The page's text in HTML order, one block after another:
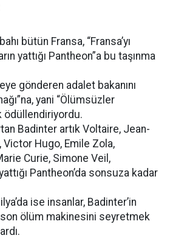
bütün Fransa, “Fransa’yı
yattığı Pantheon”a bu taşınma
gönderen adalet bakanını
yani “Ölümsüzler
ödüllendiriyordu.
Badinter artık Voltaire, Jean-
Hugo, Emile Zola,
Curie, Simone Veil,
Pantheon’da sonsuza kadar
ise insanlar, Badinter’in
ölüm makinesini seyretmek